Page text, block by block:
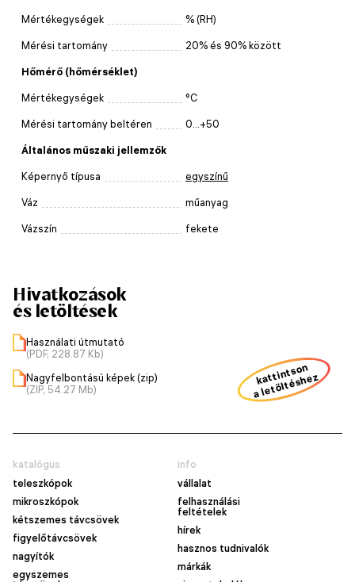
Mértékegységek % (RH)
Mérési tartomány 20% és 90% között
Hőmérő (hőmérséklet)
Mértékegységek °C
Mérési tartomány beltéren 0...+50
Általános műszaki jellemzők
Képernyő típusa egyszínű
Váz műanyag
Vázszín fekete
Hivatkozások
és letöltések
Használati útmutató
(PDF, 228.87 Kb)
Nagyfelbontású képek (zip)
(ZIP, 54.27 Mb)
kattintson
a letöltéshez
katalógus
teleszkópok
mikroszkópok
kétszemes távcsövek
figyelőtávcsövek
nagyítók
egyszemes
info
vállalat
felhasználási
feltételek
hírek
hasznos tudnivalók
márkák